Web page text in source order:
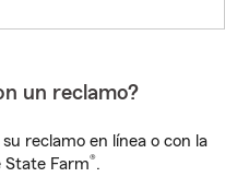
un reclamo?
reclamo en línea o con la
State Farm®.